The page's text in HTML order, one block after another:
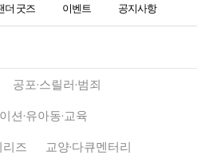
더 굿즈 이벤트 공지사항
공포·스릴러·범죄
션·유아동·교육
리즈 교양·다큐멘터리